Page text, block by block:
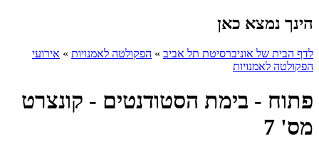
הינך נמצא כאן
לדף הבית של אוניברסיטת תל אביב » הפקולטה לאמנויות » אירועי
הפקולטה לאמנויות
פתוח - בימת הסטודנטים - קונצרט
מס' 7